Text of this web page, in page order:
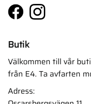
Butik
Välkommen till vår
från E4. Ta avfarten
Adress: